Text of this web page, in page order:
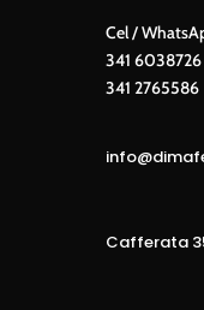
Cel /
341 6038726
341 2765586
Cafferata